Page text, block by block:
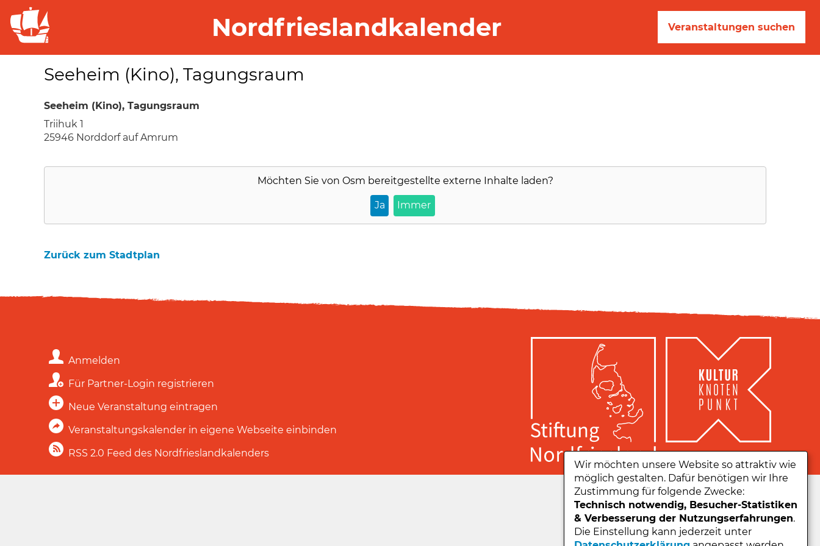
Nordfrieslandkalender Veranstaltungen suchen
Seeheim (Kino), Tagungsraum
Seeheim (Kino), Tagungsraum
Triihuk 1
25946 Norddorf auf Amrum
Möchten Sie von Osm bereitgestellte externe Inhalte laden?
Ja Immer
Zurück zum Stadtplan
Anmelden
Für Partner-Login registrieren
Neue Veranstaltung eintragen
Veranstaltungskalender in eigene Webseite einbinden
RSS 2.0 Feed des Nordfrieslandkalenders
Zu unserer App:
Wir möchten unsere Website so attraktiv wie
möglich gestalten. Dafür benötigen wir Ihre
Zustimmung für folgende Zwecke:
Technisch notwendig, Besucher-Statistiken
& Verbesserung der Nutzungserfahrungen.
Die Einstellung kann jederzeit unter